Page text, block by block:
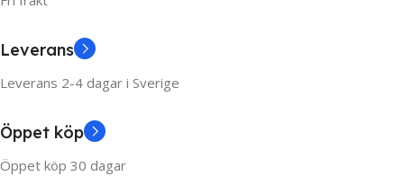
Leverans
Leverans 2-4 dagar i Sverige
Öppet köp
Öppet köp 30 dagar